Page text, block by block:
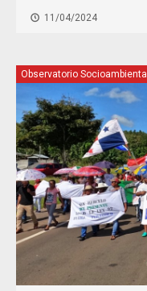
11/04/2024
Observatorio Socioambiental